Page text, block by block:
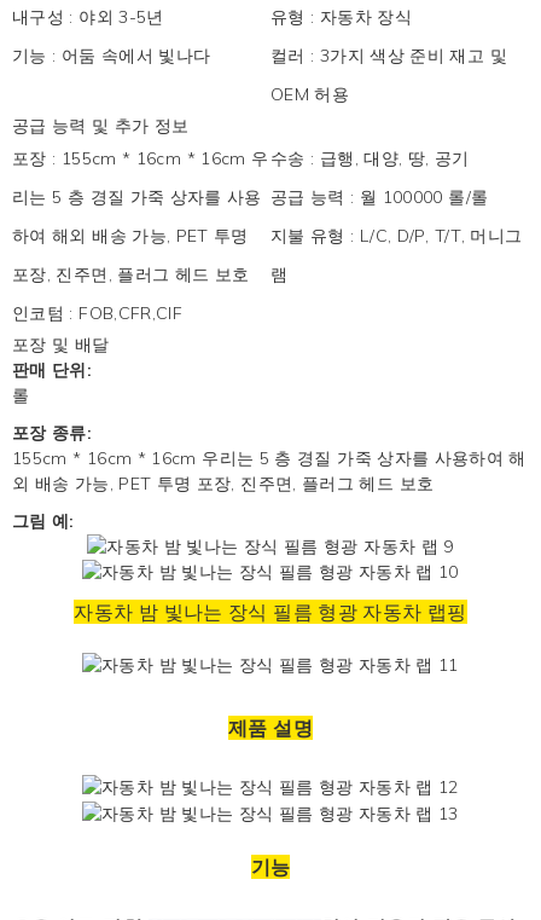
내구성 : 야외 3-5년 유형 : 자동차 장식
기능 : 어둠 속에서 빛나다 컬러 : 3가지 색상 준비 재고 및
OEM 허용
공급 능력 및 추가 정보
포장 : 155cm * 16cm * 16cm 우
리는 5 층 경질 가죽 상자를 사용
하여 해외 배송 가능, PET 투명
포장, 진주면, 플러그 헤드 보호
수송 : 급행, 대양, 땅, 공기
공급 능력 : 월 100000 롤/롤
지불 유형 : L/C, D/P, T/T, 머니그
램
인코텀 : FOB,CFR,CIF
포장 및 배달
판매 단위:
롤
포장 종류:
155cm * 16cm * 16cm 우리는 5 층 경질 가죽 상자를 사용하여 해
외 배송 가능, PET 투명 포장, 진주면, 플러그 헤드 보호
그림 예:
자동차 밤 빛나는 장식 필름 형광 자동차 랩핑
제품 설명
기능